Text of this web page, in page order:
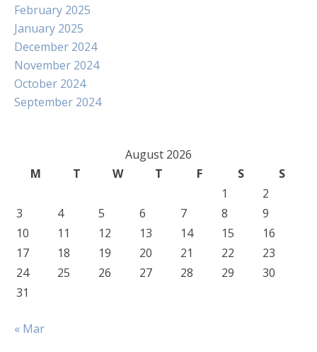
February 2025
January 2025
December 2024
November 2024
October 2024
September 2024
August 2026
M
T W T F S
S
1
2
3
4 5 6 7 8
9
10
11 12 13 14 15
16
17
18 19 20 21 22
23
24
25 26 27 28 29
30
31
« Mar